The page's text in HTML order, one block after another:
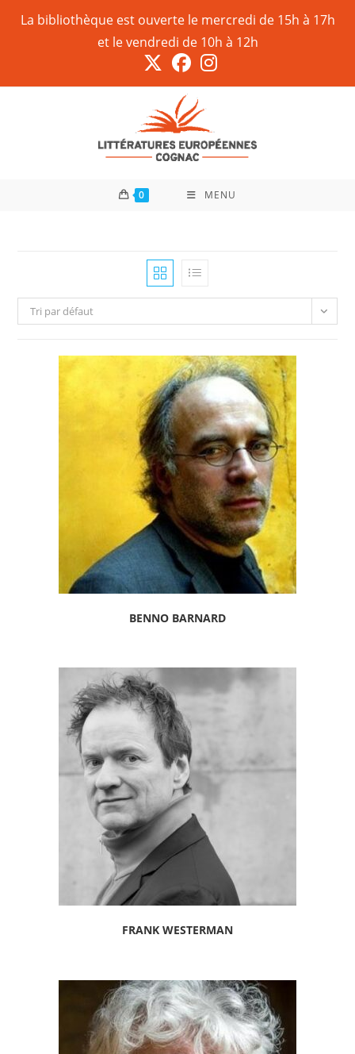
La bibliothèque est ouverte le mercredi de 15h à 17h
et le vendredi de 10h à 12h
0 MENU
Tri par défaut
BENNO BARNARD
FRANK WESTERMAN